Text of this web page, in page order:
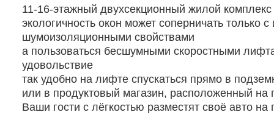
11-16-этажный двухсекционный жилой комплекс
экологичность окон может соперничать только с
шумоизоляционными свойствами
а пользоваться бесшумными скоростными
удовольствие
так удобно на лифте спускаться прямо в
или в продуктовый магазин, расположенный на
Ваши гости с лёгкостью разместят своё авто на